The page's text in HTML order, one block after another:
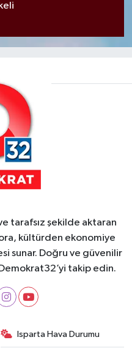
tarafsız şekilde aktaran
kültürden ekonomiye
sunar. Doğru ve güvenilir
takip edin.
Isparta Hava Durumu